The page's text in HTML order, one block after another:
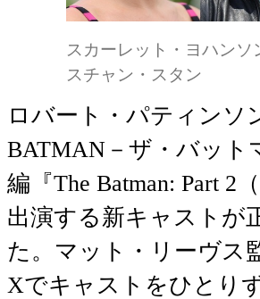
スカーレット・ヨハンソ
スチャン・スタン
ロバート・パティンソ
BATMAN－ザ・バット
編『The Batman: Part 2
出演する新キャストが
た。マット・リーヴス
Xでキャストをひとり